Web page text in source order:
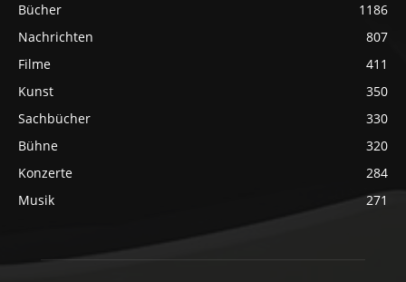
Bücher
1186
Nachrichten
807
Filme
411
Kunst
350
Sachbücher
330
Bühne
320
Konzerte
284
Musik
271